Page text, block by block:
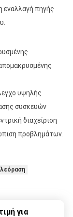
εναλλαγή πηγής
υψηλής
συσκευών
διαχείριση
προβλημάτων.
για